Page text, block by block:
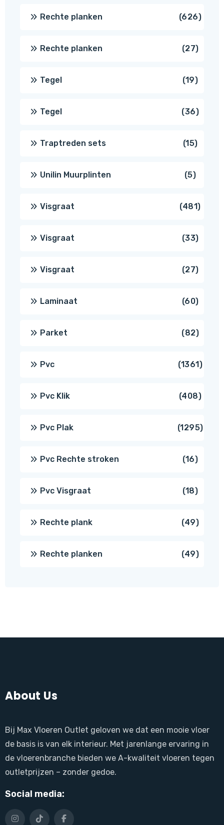
Rechte planken 626626
Rechte planken 2727
Tegel 1919
Tegel 3636
Traptreden sets 1515
Unilin Muurplinten 55
Visgraat 481481
Visgraat 3333
Visgraat 2727
Laminaat 6060
Parket 8282
Pvc 13611361
Pvc Klik 408408
Pvc Plak 12951295
Pvc Rechte stroken 1616
Pvc Visgraat 1818
Rechte plank 4949
Rechte planken 4949
About Us
Bij Max Vloeren Outlet geloven we dat een mooie vloer
de basis is van elk interieur. Met jarenlange ervaring in
de vloerenbranche bieden we A-kwaliteit vloeren tegen
outletprijzen – zonder gedoe.
Social media: